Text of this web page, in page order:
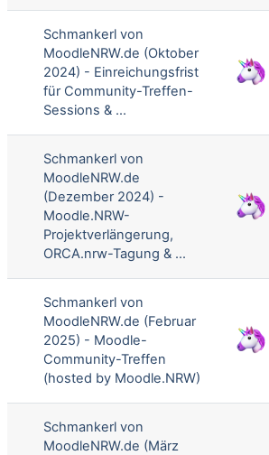
Schmankerl von
MoodleNRW.de (Oktober
2024) - Einreichungsfrist
für Community-Treffen-
Sessions & ...
Schmankerl von
MoodleNRW.de
(Dezember 2024) -
Moodle.NRW-
Projektverlängerung,
ORCA.nrw-Tagung & ...
Schmankerl von
MoodleNRW.de (Februar
2025) - Moodle-
Community-Treffen
(hosted by Moodle.NRW)
Schmankerl von
MoodleNRW.de (März